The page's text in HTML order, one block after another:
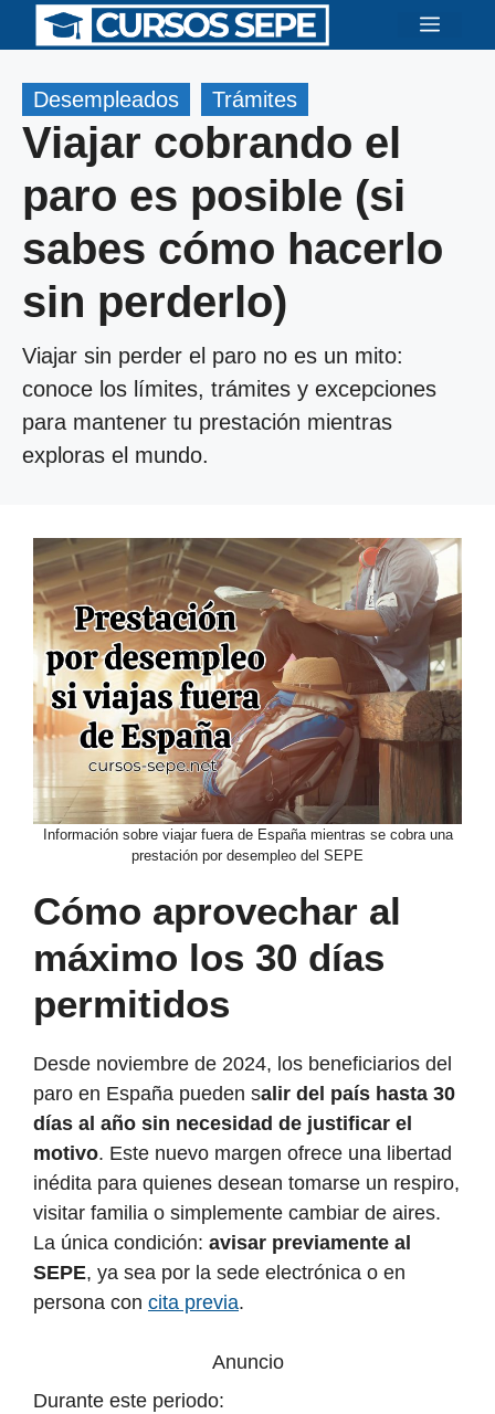
Saltar
Menú
Desempleados Trámites
Viajar cobrando el
paro es posible (si
sabes cómo hacerlo
sin perderlo)
Viajar sin perder el paro no es un mito:
conoce los límites, trámites y excepciones
para mantener tu prestación mientras
exploras el mundo.
Información sobre viajar fuera de España mientras se cobra una
prestación por desempleo del SEPE
Cómo aprovechar al
máximo los 30 días
permitidos
Desde noviembre de 2024, los beneficiarios del
paro en España pueden salir del país hasta 30
días al año sin necesidad de justificar el
motivo. Este nuevo margen ofrece una libertad
inédita para quienes desean tomarse un respiro,
visitar familia o simplemente cambiar de aires.
La única condición: avisar previamente al
SEPE, ya sea por la sede electrónica o en
persona con cita previa.
Anuncio
Durante este periodo: